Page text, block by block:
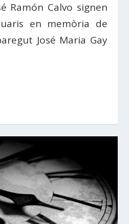
Ramón Calvo signen
en memòria de
José Maria Gay